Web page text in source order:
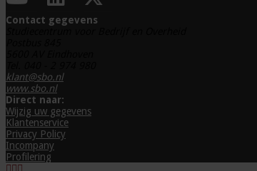
Contact gegevens
klant@sbo.nl
www.sbo.nl
Direct naar:
Wijzig uw gegevens
Klantenservice
Privacy Policy
Incompany
Profilering